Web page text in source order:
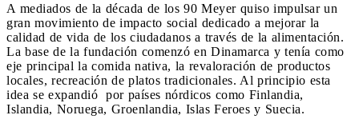
A mediados de la década de los 90 Meyer quiso impulsar un
gran movimiento de impacto social dedicado a mejorar la
calidad de vida de los ciudadanos a través de la alimentación.
La base de la fundación comenzó en Dinamarca y tenía como
eje principal la comida nativa, la revaloración de productos
locales, recreación de platos tradicionales. Al principio esta
idea se expandió por países nórdicos como Finlandia,
Islandia, Noruega, Groenlandia, Islas Feroes y Suecia.